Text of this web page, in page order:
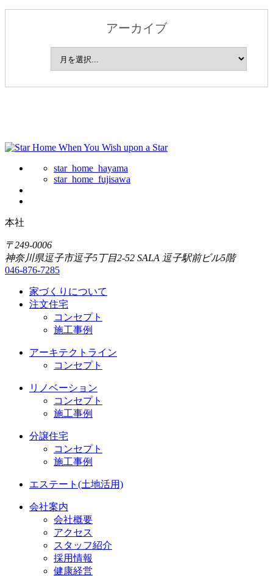
アーカイブ
star_home_hayama
star_home_fujisawa
本社
〒249-0006
神奈川県逗子市逗子5丁目2-52 SALA 逗子駅前ビル5階
046-876-7285
家づくりについて
注文住宅
コンセプト
施工事例
アーキテクトライン
コンセプト
リノベーション
コンセプト
施工事例
分譲住宅
コンセプト
施工事例
エステート(土地活用)
会社案内
会社概要
アクセス
スタッフ紹介
採用情報
健康経営